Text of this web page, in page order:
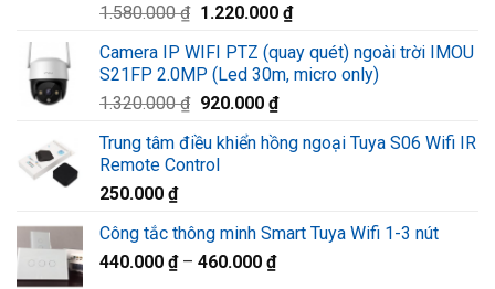
1.580.000₫ Giá
là:
1.580.000 ₫.
1.220.000 ₫Giá
tại
là:
Camera IP WIFI PTZ (quay quét) ngoài trời IMOU
S21FP 2.0MP (Led 30m, micro only)
1.320.000₫ Giá
là:
1.320.000 ₫.
920.000 ₫Giá
tại
Trung tâm điều khiển hồng ngoại Tuya S06 Wifi IR
Remote Control
250.000 ₫
Công tắc thông minh Smart Tuya Wifi 1-3 nút
440.000 ₫– 460.000 ₫